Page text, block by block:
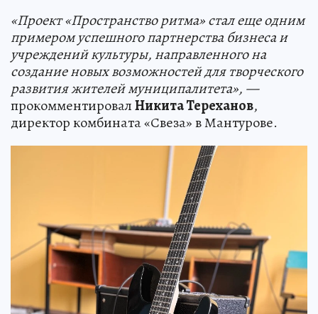
«Проект «Пространство ритма» стал еще одним
примером успешного партнерства бизнеса и
учреждений культуры, направленного на
создание новых возможностей для творческого
развития жителей муниципалитета», —
прокомментировалНикита Тереханов,
директор комбината «Свеза» в Мантурове.